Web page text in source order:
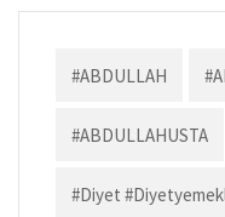
o
k
o
n
k
l
dI
n
e
#ABDULLAH
#ABDULLAHUSTA
#diyet